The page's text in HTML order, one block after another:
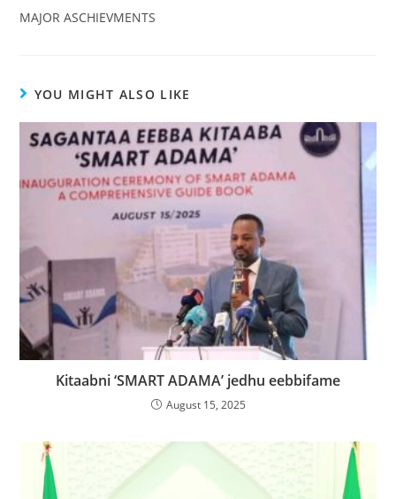
MAJOR ASCHIEVMENTS
YOU MIGHT ALSO LIKE
Kitaabni ‘SMART ADAMA’ jedhu eebbifame
August 15, 2025